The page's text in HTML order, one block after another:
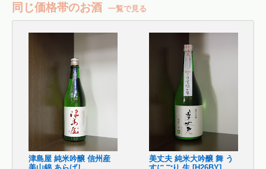
同じ価格帯のお酒 一覧で見る
津島屋 純米吟醸 信州産
美丈夫 純米大吟醸 舞 う